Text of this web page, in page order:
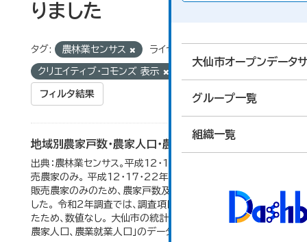
大仙市オープンデータ
グループ一覧
組織一覧
りました
タグ: 農林業センサス ライセンス:
クリエイティブ・コモンズ 表示
フィルタ結果
地域別農家戸数・農家人口・農業就業人口
出典：農林業センサス。平成12・17・22・27年数値は、販
売農家のみ。 平成12・17・22年の農業就業人口データが
販売農家のみのため、農家戸数及び人口も販売農家のみと
した。 令和2年調査では、調査項目・集計体系が変更となっ
たため、数値なし。 大仙市の統計「3-2 地域別農家戸数、
農家人口、農業就業人口」のデータを参照しています。